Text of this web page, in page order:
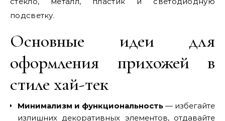
подсветку.
Основные идеи для
оформления прихожей в
стиле хай-тек
Минимализм и функциональность — избегайте
излишних декоративных элементов, отдавайте